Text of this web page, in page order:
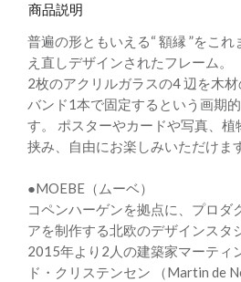
商品説明
普遍の形ともいえる“ 額縁 ”をこ
え直しデザインされたフレーム。
2枚のアクリルガラスの4 辺を木
バンド1本で固定するという画期
す。 ポスターやカードや写真、
挟み、自由にお楽しみいただけま
●MOEBE（ムーベ）
コペンハーゲンを拠点に、プロダ
アを制作する北欧のデザインスタ
2015年より2人の建築家マーティ
ド・クリステンセン （Martin de